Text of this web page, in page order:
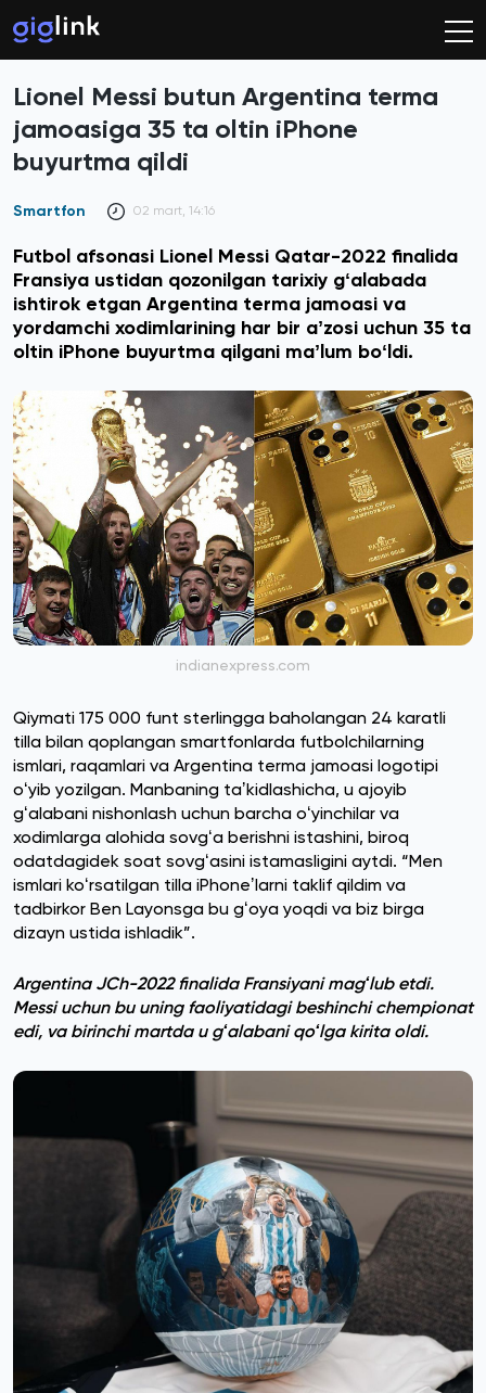
Lionel Messi butun Argentina terma
jamoasiga 35 ta oltin iPhone
buyurtma qildi
Smartfon 02 mart, 14:16
Futbol afsonasi Lionel Messi Qatar-2022 finalida
Fransiya ustidan qozonilgan tarixiy gʻalabada
ishtirok etgan Argentina terma jamoasi va
yordamchi xodimlarining har bir aʼzosi uchun 35 ta
oltin iPhone buyurtma qilgani maʼlum boʻldi.
indianexpress.com
Qiymati 175 000 funt sterlingga baholangan 24 karatli
tilla bilan qoplangan smartfonlarda futbolchilarning
ismlari, raqamlari va Argentina terma jamoasi logotipi
oʻyib yozilgan. Manbaning taʼkidlashicha, u ajoyib
gʻalabani nishonlash uchun barcha oʻyinchilar va
xodimlarga alohida sovgʻa berishni istashini, biroq
odatdagidek soat sovgʻasini istamasligini aytdi. “Men
ismlari koʻrsatilgan tilla iPhoneʼlarni taklif qildim va
tadbirkor Ben Layonsga bu gʻoya yoqdi va biz birga
dizayn ustida ishladik”.
Argentina JCh-2022 finalida Fransiyani magʻlub etdi.
Messi uchun bu uning faoliyatidagi beshinchi chempionat
edi, va birinchi martda u gʻalabani qoʻlga kirita oldi.